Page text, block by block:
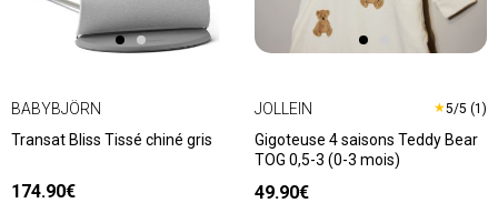
BABYBJÖRN
Transat Bliss Tissé chiné gris
174.90€
JOLLEIN ★5/5 (1)
Gigoteuse 4 saisons Teddy Bear
TOG 0,5-3 (0-3 mois)
49.90€